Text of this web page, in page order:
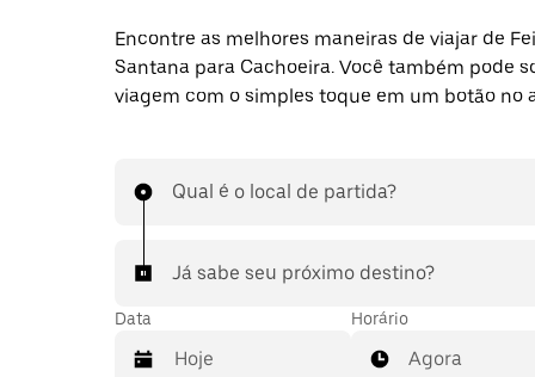
Encontre as melhores maneiras de viajar de
Santana para Cachoeira. Você também pode
viagem com o simples toque em um botão no
Qual é o local de partida?
Já sabe seu próximo destino?
Data Horário
Agora